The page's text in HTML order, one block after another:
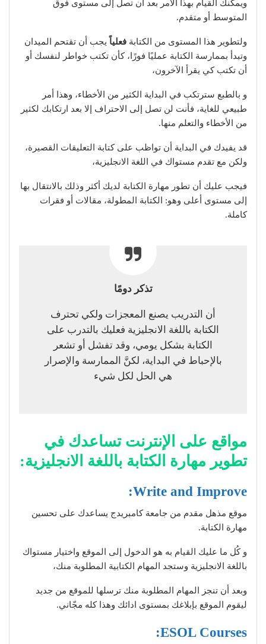
ويمكنك القيام بهذا الأمر بعد ان تصل إلى مستوى فوق
المتوسط أو متقدم.
ولتطوير هذا المستوى من الكتابة فعلياً يجب أن تقتحم الميدان
وتبدأ بممارسة الكتابة عمليًا فورًا، كأن تكتب خواطر لنفسك أو
أن تكتب كي يقرأ الآخرون،
و بالطبع سترتكب في البداية الكثير من الأخطاء، وهذا أمر
طبيعي للغاية، فأنت لن تصل إلى الاحتراف إلا بعد ارتكابك لكثير
من الأخطاء والتعلم منها.
قد يفيدك في البداية أن تواظب على كتابة التعليقات القصيرة،
ولكن مع تقدم مستواك في اللغة الانجليزية،
فيجب عليك أن تطور مهارة الكتابة لديك أكثر وذلك بالانتقال بها
إلى مستوى أعلى وهو: الكتابة المطولة، مقالات أو فقرات
كاملة.
تذكر دومًا
أن التدريب يصنع المعجزات ولكي تحترف
الكتابة باللغة الانجليزية فعليك بالتدرب على
الكتابة بشكل يومي، وقد تفشل أو تشعر
بالإحباط في البداية، لكنَّ الممارسة والإصرار
هي الحل لكل شيء
مواقع على الإنترنت تساعدك في
تطوير مهارة الكتابة باللغة الانجليزية:
Write and Improve:
موقع مذهل مقدم من جامعة كامبريدج يساعدك على تحسين
مهارة الكتابة.
و كُل ما عليك القيام به هو الدخول إلى الموقع واختيار مستواك
باللغة الانجليزية وستجد المهام الكتابية المطلوبة منك،
وبعد أن تنجز المهام المطلوبة منك ترسلها للموقع من جديد
ليقوم الموقع بإبلاغك بمستوى ادائك وهذا كله مجّاني.
ESOL Courses: